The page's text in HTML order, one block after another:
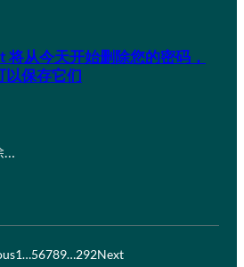
从今天开始删除您的密码，
以保存它们
1…56789…292Next